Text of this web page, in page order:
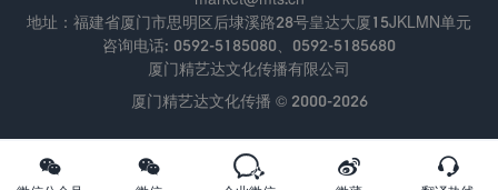
    
地址：福建省厦门市思明区后埭溪路28号皇达大厦15JKLMN单元
咨询电话: 0592-5185080、0592-5185680
厦门精艺达文化传播有限公司
厦门精艺达文化传播 © 2000-2026